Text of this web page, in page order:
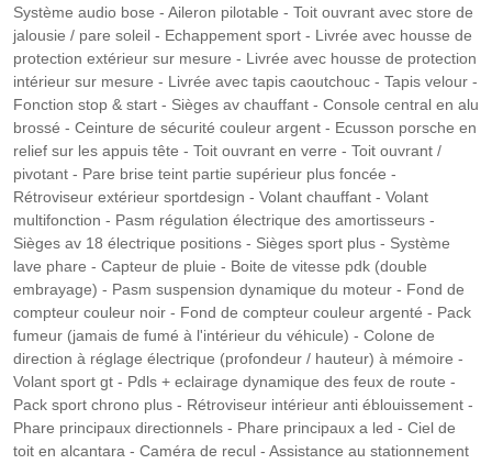
Système audio bose - Aileron pilotable - Toit ouvrant avec store de
jalousie / pare soleil - Echappement sport - Livrée avec housse de
protection extérieur sur mesure - Livrée avec housse de protection
intérieur sur mesure - Livrée avec tapis caoutchouc - Tapis velour -
Fonction stop & start - Sièges av chauffant - Console central en alu
brossé - Ceinture de sécurité couleur argent - Ecusson porsche en
relief sur les appuis tête - Toit ouvrant en verre - Toit ouvrant /
pivotant - Pare brise teint partie supérieur plus foncée -
Rétroviseur extérieur sportdesign - Volant chauffant - Volant
multifonction - Pasm régulation électrique des amortisseurs -
Sièges av 18 électrique positions - Sièges sport plus - Système
lave phare - Capteur de pluie - Boite de vitesse pdk (double
embrayage) - Pasm suspension dynamique du moteur - Fond de
compteur couleur noir - Fond de compteur couleur argenté - Pack
fumeur (jamais de fumé à l'intérieur du véhicule) - Colone de
direction à réglage électrique (profondeur / hauteur) à mémoire -
Volant sport gt - Pdls + eclairage dynamique des feux de route -
Pack sport chrono plus - Rétroviseur intérieur anti éblouissement -
Phare principaux directionnels - Phare principaux a led - Ciel de
toit en alcantara - Caméra de recul - Assistance au stationnement